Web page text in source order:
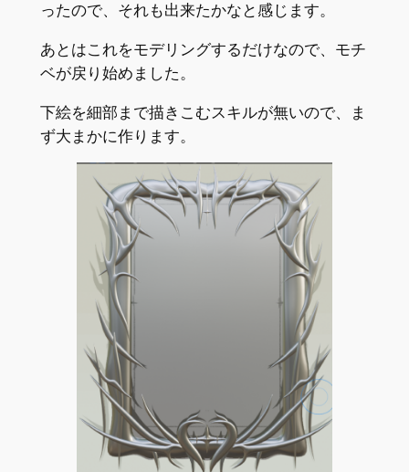
ったので、それも出来たかなと感じます。
あとはこれをモデリングするだけなので、モチ
ベが戻り始めました。
下絵を細部まで描きこむスキルが無いので、ま
ず大まかに作ります。